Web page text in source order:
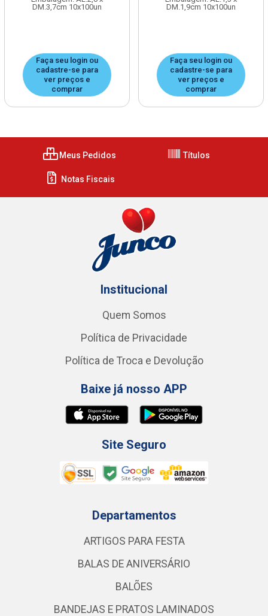
DM.3,7cm 10x100un
Faça seu login ou
cadastre-se para
ver preços e
comprar
DM.1,9cm 10x100un
Faça seu login ou
cadastre-se para
ver preços e
comprar
Meus Pedidos Títulos
Notas Fiscais
Institucional
Quem Somos
Política de Privacidade
Política de Troca e Devolução
Baixe já nosso APP
Site Seguro
Departamentos
ARTIGOS PARA FESTA
BALAS DE ANIVERSÁRIO
BALÕES
BANDEJAS E PRATOS LAMINADOS